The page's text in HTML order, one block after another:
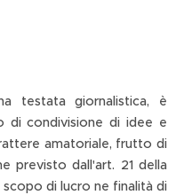
testata giornalistica, è
di condivisione di idee e
amatoriale, frutto di
previsto dall'art. 21 della
di lucro ne finalità di